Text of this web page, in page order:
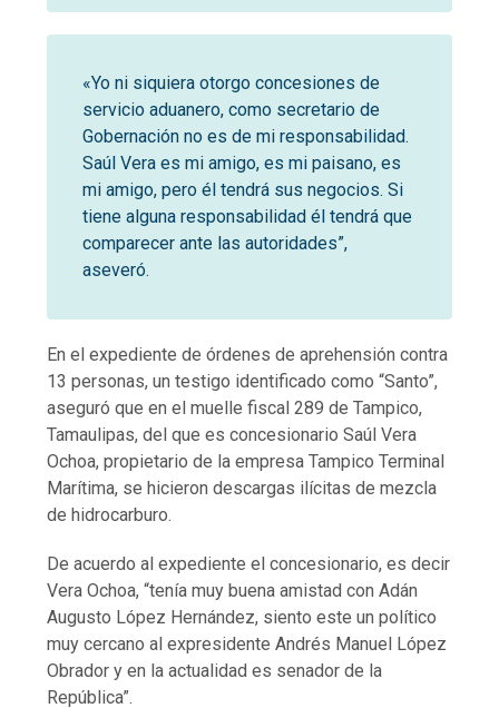
«Yo ni siquiera otorgo concesiones de
servicio aduanero, como secretario de
Gobernación no es de mi responsabilidad.
Saúl Vera es mi amigo, es mi paisano, es
mi amigo, pero él tendrá sus negocios. Si
tiene alguna responsabilidad él tendrá que
comparecer ante las autoridades”,
aseveró.
En el expediente de órdenes de aprehensión contra
13 personas, un testigo identificado como “Santo”,
aseguró que en el muelle fiscal 289 de Tampico,
Tamaulipas, del que es concesionario Saúl Vera
Ochoa, propietario de la empresa Tampico Terminal
Marítima, se hicieron descargas ilícitas de mezcla
de hidrocarburo.
De acuerdo al expediente el concesionario, es decir
Vera Ochoa, “tenía muy buena amistad con Adán
Augusto López Hernández, siento este un político
muy cercano al expresidente Andrés Manuel López
Obrador y en la actualidad es senador de la
República”.